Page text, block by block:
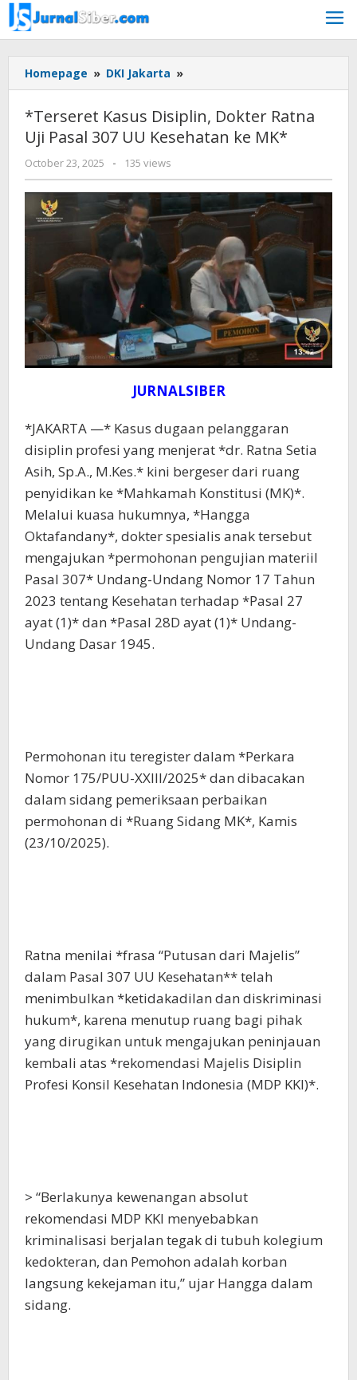
Skip
to
content
Homepage » DKI Jakarta »
Kasus
Dokter
Ratna
307
UU
Kesehatan
MK*
*Terseret Kasus Disiplin, Dokter Ratna
Uji Pasal 307 UU Kesehatan ke MK*
October 23, 2025
by
yopi
herwindo
- 135 views
JURNALSIBER
*JAKARTA —* Kasus dugaan pelanggaran
disiplin profesi yang menjerat *dr. Ratna Setia
Asih, Sp.A., M.Kes.* kini bergeser dari ruang
penyidikan ke *Mahkamah Konstitusi (MK)*.
Melalui kuasa hukumnya, *Hangga
Oktafandany*, dokter spesialis anak tersebut
mengajukan *permohonan pengujian materiil
Pasal 307* Undang-Undang Nomor 17 Tahun
2023 tentang Kesehatan terhadap *Pasal 27
ayat (1)* dan *Pasal 28D ayat (1)* Undang-
Undang Dasar 1945.
Permohonan itu teregister dalam *Perkara
Nomor 175/PUU-XXIII/2025* dan dibacakan
dalam sidang pemeriksaan perbaikan
permohonan di *Ruang Sidang MK*, Kamis
(23/10/2025).
Ratna menilai *frasa “Putusan dari Majelis”
dalam Pasal 307 UU Kesehatan** telah
menimbulkan *ketidakadilan dan diskriminasi
hukum*, karena menutup ruang bagi pihak
yang dirugikan untuk mengajukan peninjauan
kembali atas *rekomendasi Majelis Disiplin
Profesi Konsil Kesehatan Indonesia (MDP KKI)*.
> “Berlakunya kewenangan absolut
rekomendasi MDP KKI menyebabkan
kriminalisasi berjalan tegak di tubuh kolegium
kedokteran, dan Pemohon adalah korban
langsung kekejaman itu,” ujar Hangga dalam
sidang.